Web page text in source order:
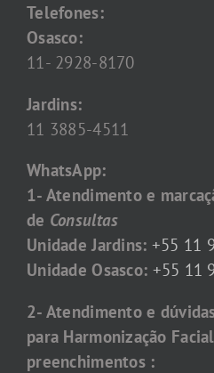
Telefones:
Osasco:
11- 2928-8170
Jardins:
11 3885-4511
WhatsApp:
1- Atendimento e
de Consultas
Unidade Jardins: +55 11
Unidade Osasco: +55 11
2- Atendimento e dúvidas
para Harmonização
preenchimentos :